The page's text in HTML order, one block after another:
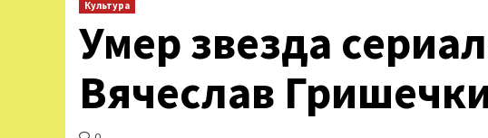
Культура
Умер звезда
Вячеслав